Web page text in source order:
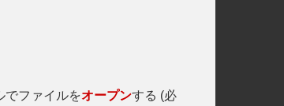
でファイルをオープンする (必